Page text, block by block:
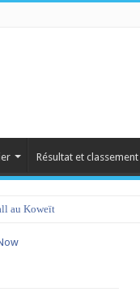
Résultat et classement
au Koweït